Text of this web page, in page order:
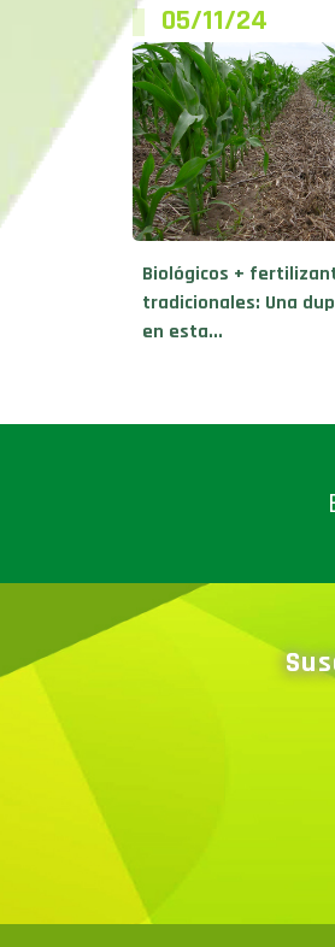
05/11/24
Biológicos +
tradicionales: Una
en esta...